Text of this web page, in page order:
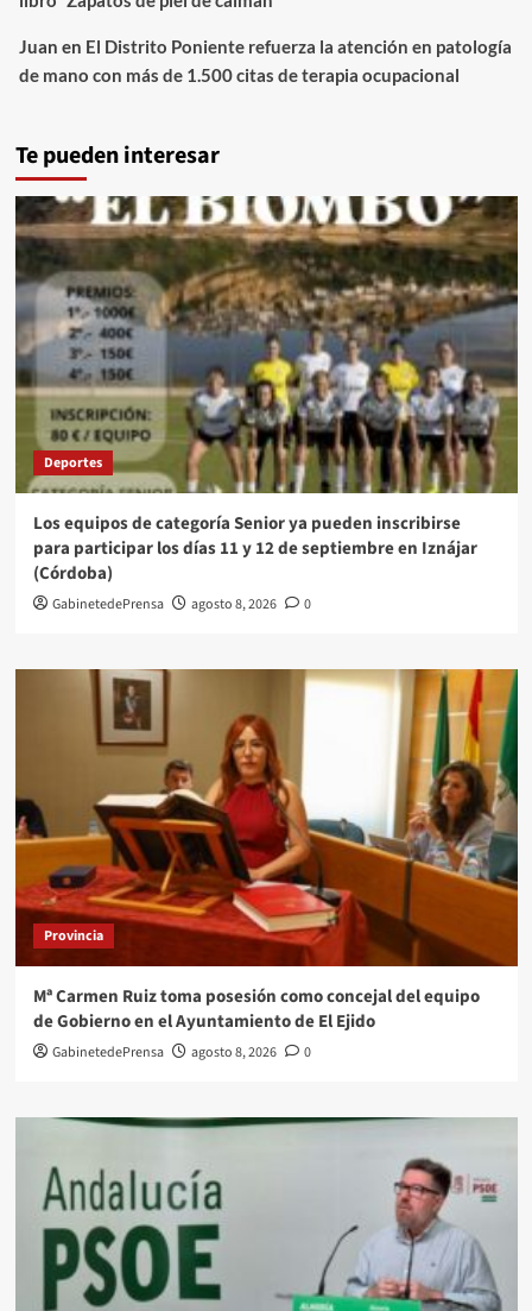
Juan en El Distrito Poniente refuerza la atención en patología
de mano con más de 1.500 citas de terapia ocupacional
Te pueden interesar
Deportes
Los equipos de categoría Senior ya pueden inscribirse
para participar los días 11 y 12 de septiembre en Iznájar
(Córdoba)
GabinetedePrensa agosto 8, 2026 0
Provincia
Mª Carmen Ruiz toma posesión como concejal del equipo
de Gobierno en el Ayuntamiento de El Ejido
GabinetedePrensa agosto 8, 2026 0